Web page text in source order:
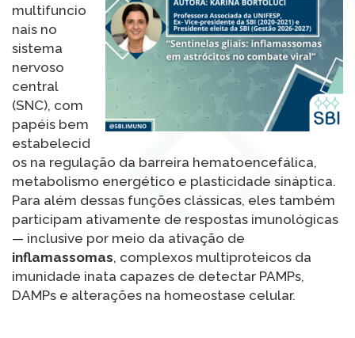
multifuncio
nais no
sistema
nervoso
central
(SNC), com
papéis bem
estabelecid
os na regulação da barreira hematoencefálica,
metabolismo energético e plasticidade sináptica.
Para além dessas funções clássicas, eles também
participam ativamente de respostas imunológicas
— inclusive por meio da ativação de
inflamassomas, complexos multiproteicos da
imunidade inata capazes de detectar PAMPs,
DAMPs e alterações na homeostase celular.